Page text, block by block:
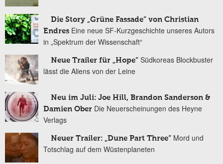
Die Story „Grüne Fassade“ von Christian
Endres Eine neue SF-Kurzgeschichte unseres Autors
in „Spektrum der Wissenschaft“
Neue Trailer für „Hope“ Südkoreas Blockbuster
lässt die Aliens von der Leine
Neu im Juli: Joe Hill, Brandon Sanderson &
Damien Ober Die Neuerscheinungen des Heyne
Verlags
Neuer Trailer: „Dune Part Three“ Mord und
Totschlag auf dem Wüstenplaneten